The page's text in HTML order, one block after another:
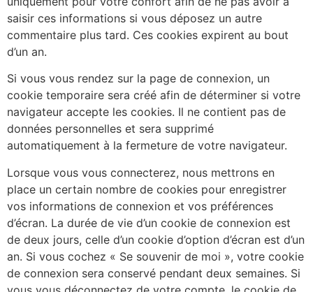
saisir ces informations si vous déposez un autre
commentaire plus tard. Ces cookies expirent au bout
d’un an.
Si vous vous rendez sur la page de connexion, un
cookie temporaire sera créé afin de déterminer si votre
navigateur accepte les cookies. Il ne contient pas de
données personnelles et sera supprimé
automatiquement à la fermeture de votre navigateur.
Lorsque vous vous connecterez, nous mettrons en
place un certain nombre de cookies pour enregistrer
vos informations de connexion et vos préférences
d’écran. La durée de vie d’un cookie de connexion est
de deux jours, celle d’un cookie d’option d’écran est d’un
an. Si vous cochez « Se souvenir de moi », votre cookie
de connexion sera conservé pendant deux semaines. Si